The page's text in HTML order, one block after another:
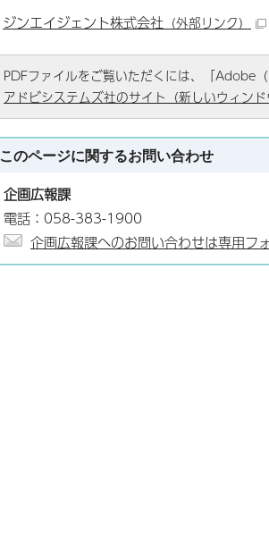
ジンエイジェント株式会社 （外部リンク）
PDFファイルをご覧いただくには、「Adobe
アドビシステムズ社のサイト（新しいウィンド
このページに関するお問い合わせ
企画広報課
電話：058-383-1900
企画広報課へのお問い合わせは専用フ